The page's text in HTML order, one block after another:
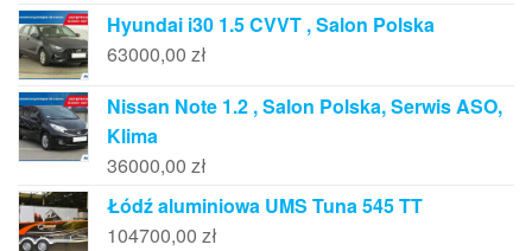
Hyundai i30 1.5 CVVT , Salon Polska
63000,00 zł
Nissan Note 1.2 , Salon Polska, Serwis ASO,
Klima
36000,00 zł
Łódź aluminiowa UMS Tuna 545 TT
104700,00 zł